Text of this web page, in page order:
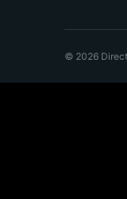
© 2026